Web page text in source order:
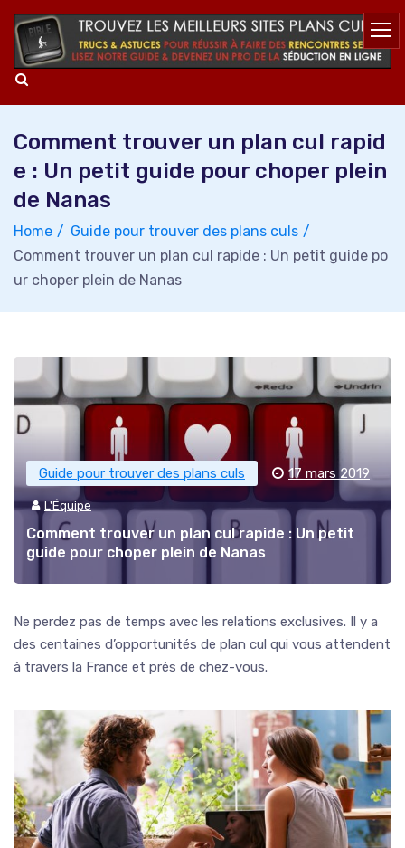
Skip
content
Comment trouver un plan cul rapid
e : Un petit guide pour choper plein
de Nanas
Home
Guide pour trouver des plans culs
Comment trouver un plan cul rapide : Un petit guide po
ur choper plein de Nanas
Guide pour trouver des plans culs 17 mars 2019
L'Équipe
Comment trouver un plan cul rapide : Un petit
guide pour choper plein de Nanas
Ne perdez pas de temps avec les relations exclusives. Il y a
des centaines d’opportunités de plan cul qui vous attendent
à travers la France et près de chez-vous.